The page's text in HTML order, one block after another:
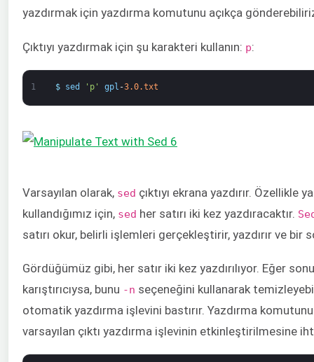
yazdırmak için yazdırma komutunu açıkça
Çıktıyı yazdırmak için şu karakteri kullanın: p:
1 $ sed 'p' gpl -3.0.txt
Varsayılan olarak, sed çıktıyı ekrana yazdırır. Özellikle
kullandığımız için, sed her satırı iki kez yazdıracaktır.
satırı okur, belirli işlemleri gerçekleştirir, yazdırır ve bir
Gördüğümüz gibi, her satır iki kez yazdırılıyor. Eğer
karıştırıcıysa, bunu -n seçeneğini kullanarak
otomatik yazdırma işlevini bastırır. Yazdırma
varsayılan çıktı yazdırma işlevinin etkinleştirilmesine